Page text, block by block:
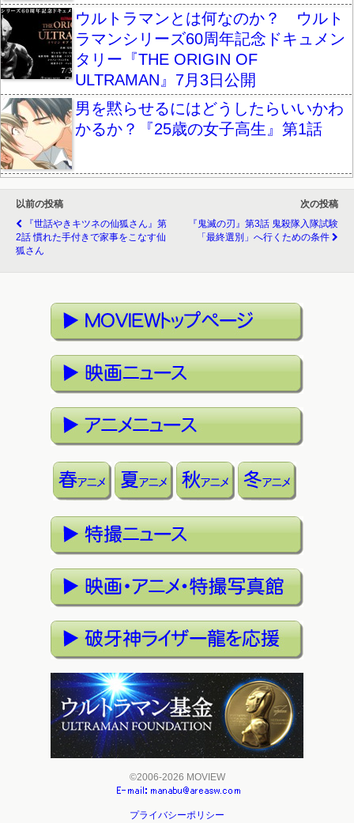
ウルトラマンとは何なのか？ ウルト
ラマンシリーズ60周年記念ドキュメン
タリー『THE ORIGIN OF
ULTRAMAN』7月3日公開
男を黙らせるにはどうしたらいいかわ
かるか？『25歳の女子高生』第1話
以前の投稿
『世話やきキツネの仙狐さん』第
2話 慣れた手付きで家事をこなす仙
狐さん
次の投稿
『鬼滅の刃』第3話 鬼殺隊入隊試験
「最終選別」へ行くための条件
©2006-2026 MOVIEW
プライバシーポリシー